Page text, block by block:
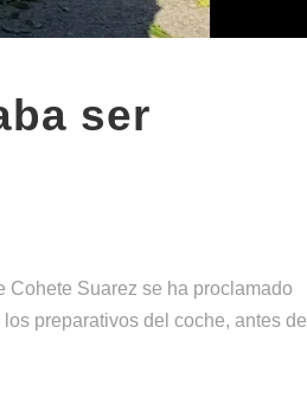
ser
Cohete Suarez se ha proclamado
preparativos del coche, antes del